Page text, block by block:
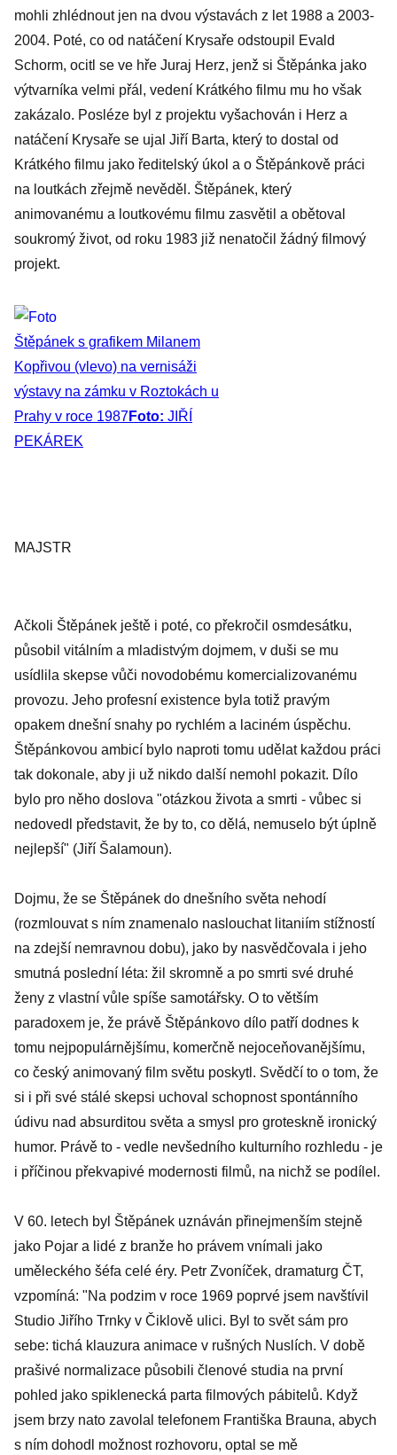
mohli zhlédnout jen na dvou výstavách z let 1988 a 2003-
2004. Poté, co od natáčení Krysaře odstoupil Evald
Schorm, ocitl se ve hře Juraj Herz, jenž si Štěpánka jako
výtvarníka velmi přál, vedení Krátkého filmu mu ho však
zakázalo. Posléze byl z projektu vyšachován i Herz a
natáčení Krysaře se ujal Jiří Barta, který to dostal od
Krátkého filmu jako ředitelský úkol a o Štěpánkově práci
na loutkách zřejmě nevěděl. Štěpánek, který
animovanému a loutkovému filmu zasvětil a obětoval
soukromý život, od roku 1983 již nenatočil žádný filmový
projekt.
Štěpánek s grafikem Milanem
Kopřivou (vlevo) na vernisáži
výstavy na zámku v Roztokách u
Prahy v roce 1987Foto: JIŘÍ
PEKÁREK
MAJSTR
Ačkoli Štěpánek ještě i poté, co překročil osmdesátku,
působil vitálním a mladistvým dojmem, v duši se mu
usídlila skepse vůči novodobému komercializovanému
provozu. Jeho profesní existence byla totiž pravým
opakem dnešní snahy po rychlém a laciném úspěchu.
Štěpánkovou ambicí bylo naproti tomu udělat každou práci
tak dokonale, aby ji už nikdo další nemohl pokazit. Dílo
bylo pro něho doslova "otázkou života a smrti - vůbec si
nedovedl představit, že by to, co dělá, nemuselo být úplně
nejlepší" (Jiří Šalamoun).
Dojmu, že se Štěpánek do dnešního světa nehodí
(rozmlouvat s ním znamenalo naslouchat litaniím stížností
na zdejší nemravnou dobu), jako by nasvědčovala i jeho
smutná poslední léta: žil skromně a po smrti své druhé
ženy z vlastní vůle spíše samotářsky. O to větším
paradoxem je, že právě Štěpánkovo dílo patří dodnes k
tomu nejpopulárnějšímu, komerčně nejoceňovanějšímu,
co český animovaný film světu poskytl. Svědčí to o tom, že
si i při své stálé skepsi uchoval schopnost spontánního
údivu nad absurditou světa a smysl pro groteskně ironický
humor. Právě to - vedle nevšedního kulturního rozhledu - je
i příčinou překvapivé modernosti filmů, na nichž se podílel.
V 60. letech byl Štěpánek uznáván přinejmenším stejně
jako Pojar a lidé z branže ho právem vnímali jako
uměleckého šéfa celé éry. Petr Zvoníček, dramaturg ČT,
vzpomíná: "Na podzim v roce 1969 poprvé jsem navštívil
Studio Jiřího Trnky v Čiklově ulici. Byl to svět sám pro
sebe: tichá klauzura animace v rušných Nuslích. V době
prašivé normalizace působili členové studia na první
pohled jako spiklenecká parta filmových pábitelů. Když
jsem brzy nato zavolal telefonem Františka Brauna, abych
s ním dohodl možnost rozhovoru, optal se mě